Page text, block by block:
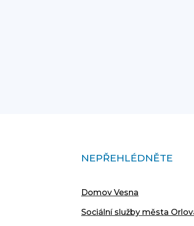
NEPŘEHLÉDNĚTE
Domov Vesna
Sociální služby města